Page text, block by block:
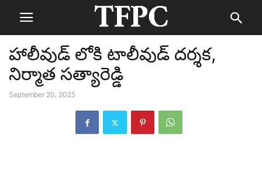
హాలీవుడ్ లోకి టాలీవుడ్ దర్శక,
నిర్మాత సత్యారెడ్డి
September 20, 2025